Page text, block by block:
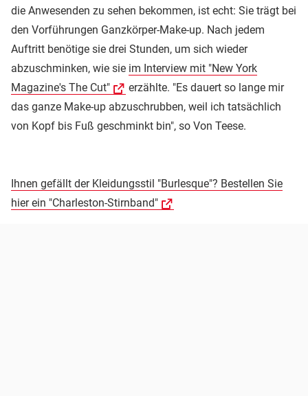
die Anwesenden zu sehen bekommen, ist echt: Sie trägt bei
den Vorführungen Ganzkörper-Make-up. Nach jedem
Auftritt benötige sie drei Stunden, um sich wieder
abzuschminken, wie sie im Interview mit "New York
Magazine's The Cut"
erzählte. "Es dauert so lange mir
das ganze Make-up abzuschrubben, weil ich tatsächlich
von Kopf bis Fuß geschminkt bin", so Von Teese.
Ihnen gefällt der Kleidungsstil "Burlesque"? Bestellen Sie
hier ein "Charleston-Stirnband"